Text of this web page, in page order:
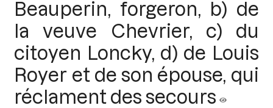
Beauperin, forgeron, b) de
la veuve Chevrier, c) du
citoyen Loncky, d) de Louis
Royer et de son épouse, qui
réclament des secours